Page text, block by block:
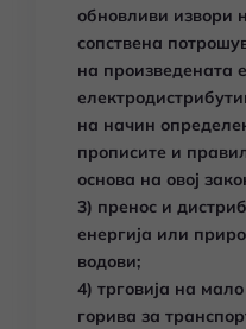
обновливи извори
сопствена
на произведената
на начин
прописите и
основа на овој
3) пренос и
енергија или
водови;
4) трговија на
горива за